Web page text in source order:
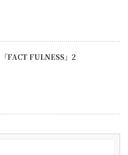
「FACT FULNESS」2